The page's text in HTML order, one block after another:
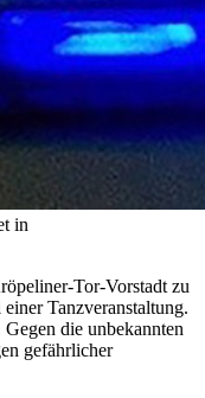
in
Tor-Vorstadt zu
Tanzveranstaltung.
die unbekannten
gefährlicher